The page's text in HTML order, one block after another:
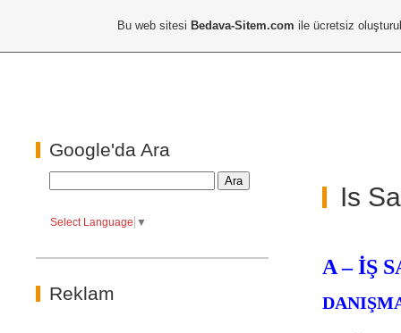
Google'da Ara
Select Language ▼
Reklam
Is
A – İŞ
Bu web sitesi Bedava-Sitem.com ile ücretsiz